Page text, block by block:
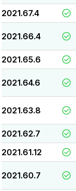
2021.67.4
2021.66.4
2021.65.6
2021.64.6
2021.63.8
2021.62.7
2021.61.12
2021.60.7